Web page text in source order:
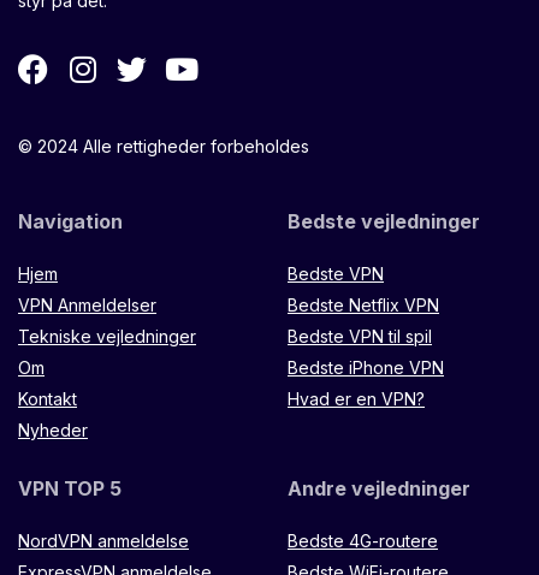
© 2024 Alle rettigheder forbeholdes
Navigation
Hjem
VPN Anmeldelser
Tekniske vejledninger
Om
Kontakt
Nyheder
Bedste vejledninger
Bedste VPN
Bedste Netflix VPN
Bedste VPN til spil
Bedste iPhone VPN
Hvad er en VPN?
VPN TOP 5
NordVPN anmeldelse
Andre vejledninger
Bedste 4G-routere